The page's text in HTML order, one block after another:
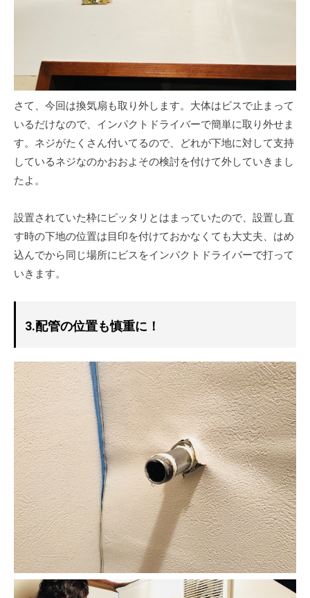
さて、今回は換気扇も取り外します。大体はビスで止まって
いるだけなので、インパクトドライバーで簡単に取り外せま
す。ネジがたくさん付いてるので、どれが下地に対して支持
しているネジなのかおおよその検討を付けて外していきまし
たよ。
設置されていた枠にピッタリとはまっていたので、設置し直
す時の下地の位置は目印を付けておかなくても大丈夫、はめ
込んでから同じ場所にビスをインパクトドライバーで打って
いきます。
3.配管の位置も慎重に！